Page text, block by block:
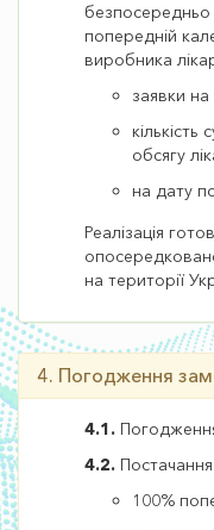
безпосередньо
попередній
виробника
заявки на
обсягу
на дату
Реалізація
на території
4. Погодження
4.1.
4.2.
100%